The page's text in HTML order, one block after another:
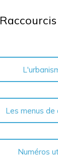
Raccourcis
Les menus de
Numéros